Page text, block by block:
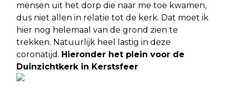
mensen uit het dorp die naar me toe kwamen,
dus niet allen in relatie tot de kerk. Dat moet ik
hier nog helemaal van de grond zien te
trekken. Natuurlijk heel lastig in deze
coronatijd. Hieronder het plein voor de
Duinzichtkerk in Kerstsfeer